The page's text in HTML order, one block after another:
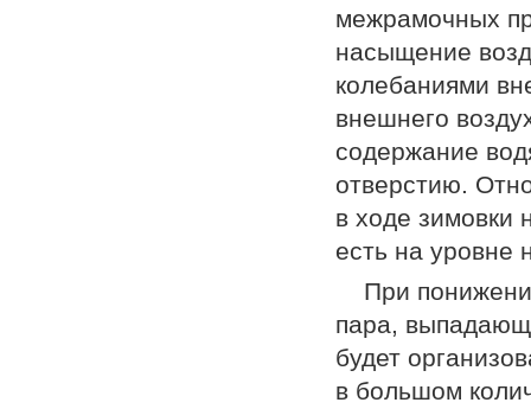
межрамочных
насыщение
колебаниями
внешнего
содержание
отверстию.
в ходе зимовки
есть на уровне
При
пара,
будет
в большом